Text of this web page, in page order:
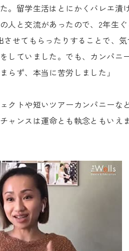
。留学生活はとにかくバレエ漬
人と交流があったので、2年生
させてもらったりすることで、
していました。でも、カンパニ
らず、本当に苦労しました」
クトや短いツアーカンパニーな
ャンスは運命とも執念ともいえ